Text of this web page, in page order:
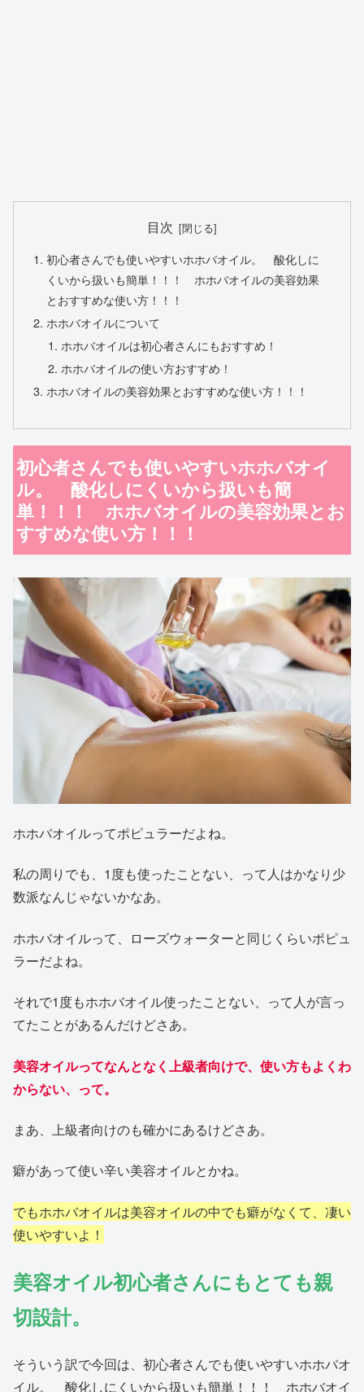
目次
初心者さんでも使いやすいホホバオイル。 酸化しに
くいから扱いも簡単！！！ ホホバオイルの美容効果
とおすすめな使い方！！！
ホホバオイルについて
ホホバオイルは初心者さんにもおすすめ！
ホホバオイルの使い方おすすめ！
ホホバオイルの美容効果とおすすめな使い方！！！
初心者さんでも使いやすいホホバオイ
ル。 酸化しにくいから扱いも簡
単！！！ ホホバオイルの美容効果とお
すすめな使い方！！！
ホホバオイルってポピュラーだよね。
私の周りでも、1度も使ったことない、って人はかなり少
数派なんじゃないかなあ。
ホホバオイルって、ローズウォーターと同じくらいポピュ
ラーだよね。
それで1度もホホバオイル使ったことない、って人が言っ
てたことがあるんだけどさあ。
美容オイルってなんとなく上級者向けで、使い方もよくわ
からない、って。
まあ、上級者向けのも確かにあるけどさあ。
癖があって使い辛い美容オイルとかね。
でもホホバオイルは美容オイルの中でも癖がなくて、凄い
使いやすいよ！
美容オイル初心者さんにもとても親
切設計。
そういう訳で今回は、初心者さんでも使いやすいホホバオ
イル。 酸化しにくいから扱いも簡単！！！ ホホバオイ